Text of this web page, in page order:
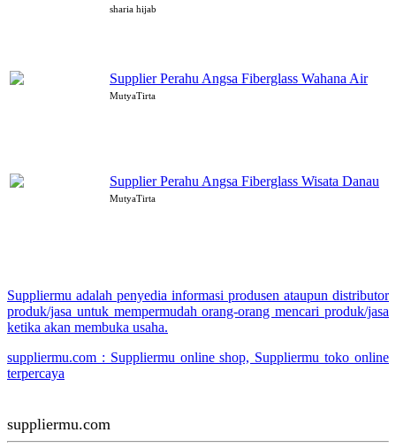
sharia hijab
Supplier Perahu Angsa Fiberglass Wahana Air
MutyaTirta
Supplier Perahu Angsa Fiberglass Wisata Danau
MutyaTirta
Suppliermu adalah penyedia informasi produsen ataupun distributor
produk/jasa untuk mempermudah orang-orang mencari produk/jasa
ketika akan membuka usaha.
suppliermu.com : Suppliermu online shop, Suppliermu toko online
terpercaya
suppliermu.com